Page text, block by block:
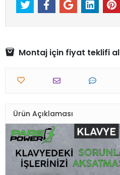
Montaj için fiyat teklifi al
Ürün Açıklaması